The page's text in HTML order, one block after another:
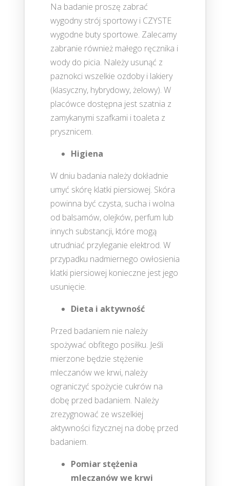
Na badanie proszę zabrać
wygodny strój sportowy i CZYSTE
wygodne buty sportowe. Zalecamy
zabranie również małego ręcznika i
wody do picia. Należy usunąć z
paznokci wszelkie ozdoby i lakiery
(klasyczny, hybrydowy, żelowy). W
placówce dostępna jest szatnia z
zamykanymi szafkami i toaleta z
prysznicem.
Higiena
W dniu badania należy dokładnie
umyć skórę klatki piersiowej. Skóra
powinna być czysta, sucha i wolna
od balsamów, olejków, perfum lub
innych substancji, które mogą
utrudniać przyleganie elektrod. W
przypadku nadmiernego owłosienia
klatki piersiowej konieczne jest jego
usunięcie.
Dieta i aktywność
Przed badaniem nie należy
spożywać obfitego posiłku. Jeśli
mierzone będzie stężenie
mleczanów we krwi, należy
ograniczyć spożycie cukrów na
dobę przed badaniem. Należy
zrezygnować ze wszelkiej
aktywności fizycznej na dobę przed
badaniem.
Pomiar stężenia
mleczanów we krwi